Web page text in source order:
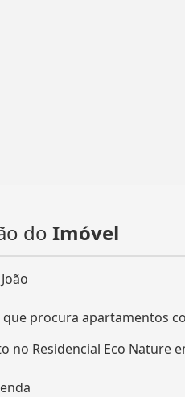
do Imóvel
que procura apartamentos
no Residencial Eco Nature